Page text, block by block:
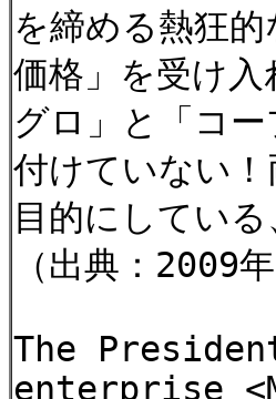
を締める熱狂
価格」を受け
グロ」と「コ
付けていない
目的にしてい
（出典：2009
The
enterprise